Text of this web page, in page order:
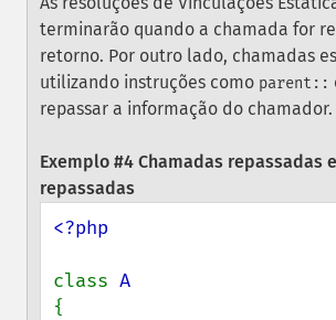
terminarão quando a chamada for
retorno. Por outro lado, chamadas
utilizando instruções como parent::
repassar a informação do chamador.
Exemplo #4 Chamadas repassadas
repassadas
<?php
class
{